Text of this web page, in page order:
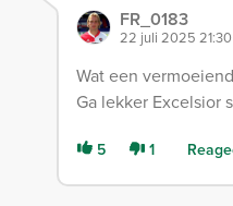
FR_0183
22 juli 2025 21:30
Wat een
Ga lekker Excelsior
5 1